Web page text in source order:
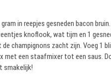
in reepjes gesneden bacon
knoflook, wat tijm en 1
champignons zacht zijn. Voeg 1
een staafmixer tot een saus.
smakelijk!